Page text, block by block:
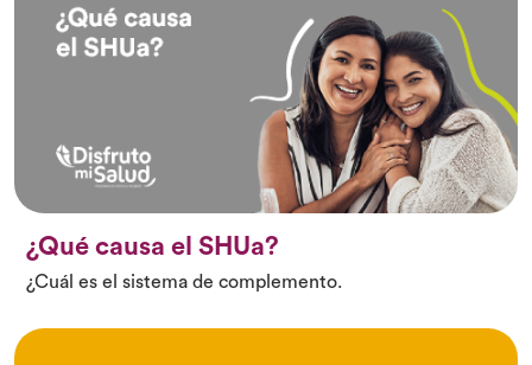
¿Qué causa el SHUa?
¿Cuál es el sistema de complemento.